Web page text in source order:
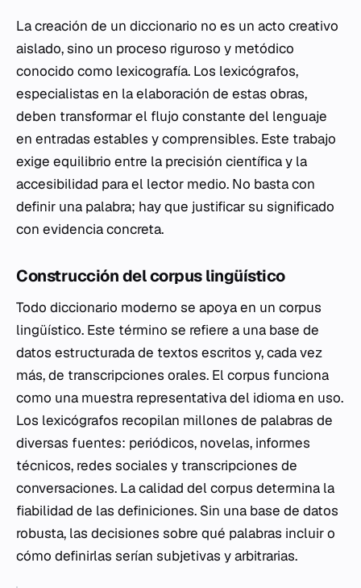
La creación de un diccionario no es un acto creativo
aislado, sino un proceso riguroso y metódico
conocido como lexicografía. Los lexicógrafos,
especialistas en la elaboración de estas obras,
deben transformar el flujo constante del lenguaje
en entradas estables y comprensibles. Este trabajo
exige equilibrio entre la precisión científica y la
accesibilidad para el lector medio. No basta con
definir una palabra; hay que justificar su significado
con evidencia concreta.
Construcción del corpus lingüístico
Todo diccionario moderno se apoya en un corpus
lingüístico. Este término se refiere a una base de
datos estructurada de textos escritos y, cada vez
más, de transcripciones orales. El corpus funciona
como una muestra representativa del idioma en uso.
Los lexicógrafos recopilan millones de palabras de
diversas fuentes: periódicos, novelas, informes
técnicos, redes sociales y transcripciones de
conversaciones. La calidad del corpus determina la
fiabilidad de las definiciones. Sin una base de datos
robusta, las decisiones sobre qué palabras incluir o
cómo definirlas serían subjetivas y arbitrarias.